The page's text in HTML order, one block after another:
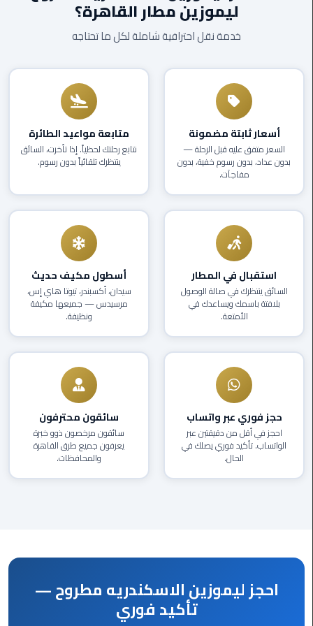
EN
AR
العين
العرب
الغردقة
ليموزين
دهب
راس
سدر
ليموزين مطار القاهرة؟
خدمة نقل احترافية شاملة لكل ما تحتاجه
أسعار ثابتة مضمونة
السعر متفق عليه قبل الرحلة —
بدون عداد، بدون رسوم خفية، بدون
مفاجآت.
متابعة مواعيد الطائرة
نتابع رحلتك لحظياً. إذا تأخرت، السائق
ينتظرك تلقائياً بدون رسوم.
استقبال في المطار
السائق ينتظرك في صالة الوصول
بلافتة باسمك ويساعدك في
الأمتعة.
أسطول مكيف حديث
سيدان، أكسبندر، تيوتا هاي إس،
مرسيدس — جميعها مكيفة
ونظيفة.
حجز فوري عبر واتساب
احجز في أقل من دقيقتين عبر
الواتساب. تأكيد فوري يصلك في
الحال.
سائقون محترفون
سائقون مرخصون ذوو خبرة
يعرفون جميع طرق القاهرة
والمحافظات.
احجز ليموزين الاسكندريه مطروح —
تأكيد فوري